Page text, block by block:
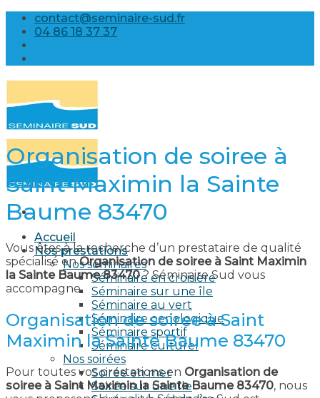
Skip
content
contact@seminaire-sud.fr
04 86 18 37 37
Accueil
Nos prestations
Nos séminaires
Séminaire en croisière
Séminaire sur une île
Séminaire au vert
Séminaire oenologique
Séminaire sportif
Séminaire culturel
Nos soirées
Soirée en mer
Soirée sur une île
Organisation de soiree à
Saint Maximin la Sainte
Baume 83470
Vous êtes à la recherche d’un prestataire de qualité
spécialisé enOrganisation de soiree à Saint Maximin
la Sainte Baume 83470? Séminaire Sud vous
accompagne.
Organisation de soiree à Saint
Maximin la Sainte Baume 83470
Pour toutes vos prestations en Organisation de
soiree à Saint Maximin la Sainte Baume 83470, nous